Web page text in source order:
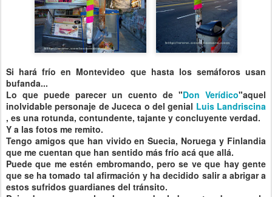
Si hará frío en Montevideo que hasta los semáforos usan
bufanda...
Lo que puede parecer un cuento de "Don Verídico"aquel
inolvidable personaje deJuceca o del genial Luis Landriscina
, es una rotunda, contundente, tajante y concluyente verdad.
Y a las fotos me remito.
Tengo amigos que han vivido enSuecia, Noruega y Finlandia
que me cuentan que han sentido más frío acá que allá.
Puede que me estén embromando, pero se ve que hay gente
que se ha tomado tal afirmación y ha decidido salir a abrigar a
estos sufridos guardianes del tránsito.